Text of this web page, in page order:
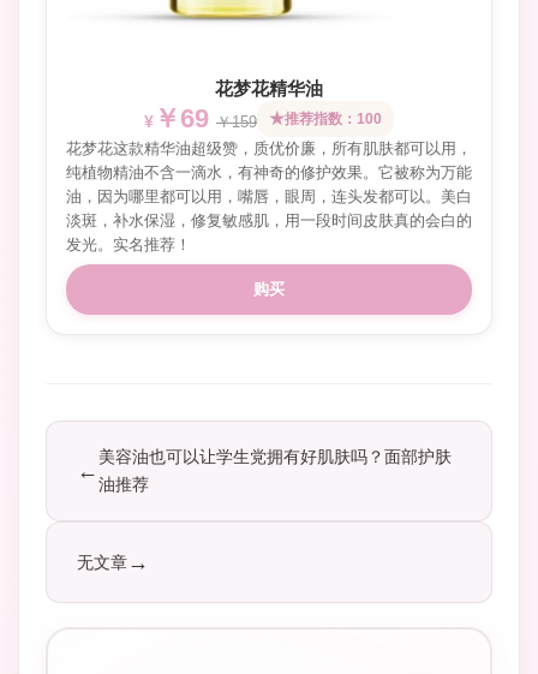
花梦花精华油
￥69 ￥159 推荐指数：100
花梦花这款精华油超级赞，质优价廉，所有肌肤都可以用，
纯植物精油不含一滴水，有神奇的修护效果。它被称为万能
油，因为哪里都可以用，嘴唇，眼周，连头发都可以。美白
淡斑，补水保湿，修复敏感肌，用一段时间皮肤真的会白的
发光。实名推荐！
购买
美容油也可以让学生党拥有好肌肤吗？面部护肤
油推荐
无文章